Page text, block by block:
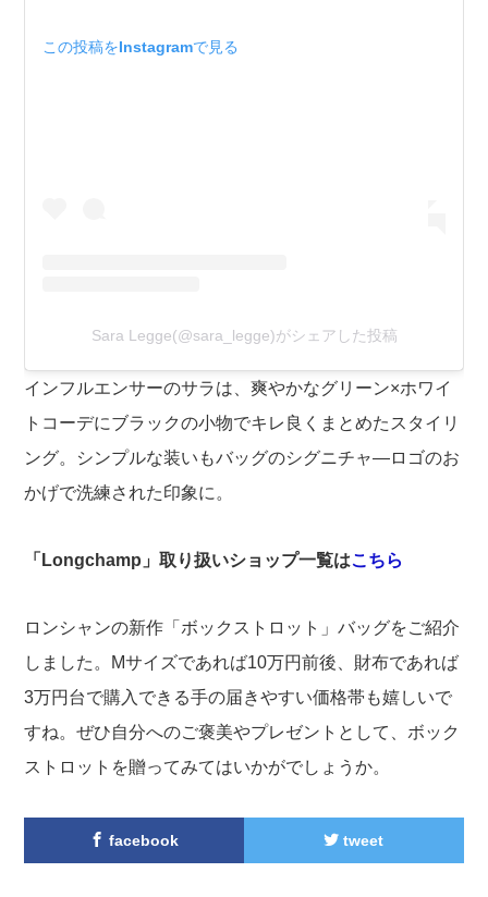
この投稿をInstagramで見る
Sara Legge(@sara_legge)がシェアした投稿
インフルエンサーのサラは、爽やかなグリーン×ホワイ
トコーデにブラックの小物でキレ良くまとめたスタイリ
ング。シンプルな装いもバッグのシグニチャ―ロゴのお
かげで洗練された印象に。
「Longchamp」取り扱いショップ一覧はこちら
ロンシャンの新作「ボックストロット」バッグをご紹介
しました。Mサイズであれば10万円前後、財布であれば
3万円台で購入できる手の届きやすい価格帯も嬉しいで
すね。ぜひ自分へのご褒美やプレゼントとして、ボック
ストロットを贈ってみてはいかがでしょうか。
facebook tweet